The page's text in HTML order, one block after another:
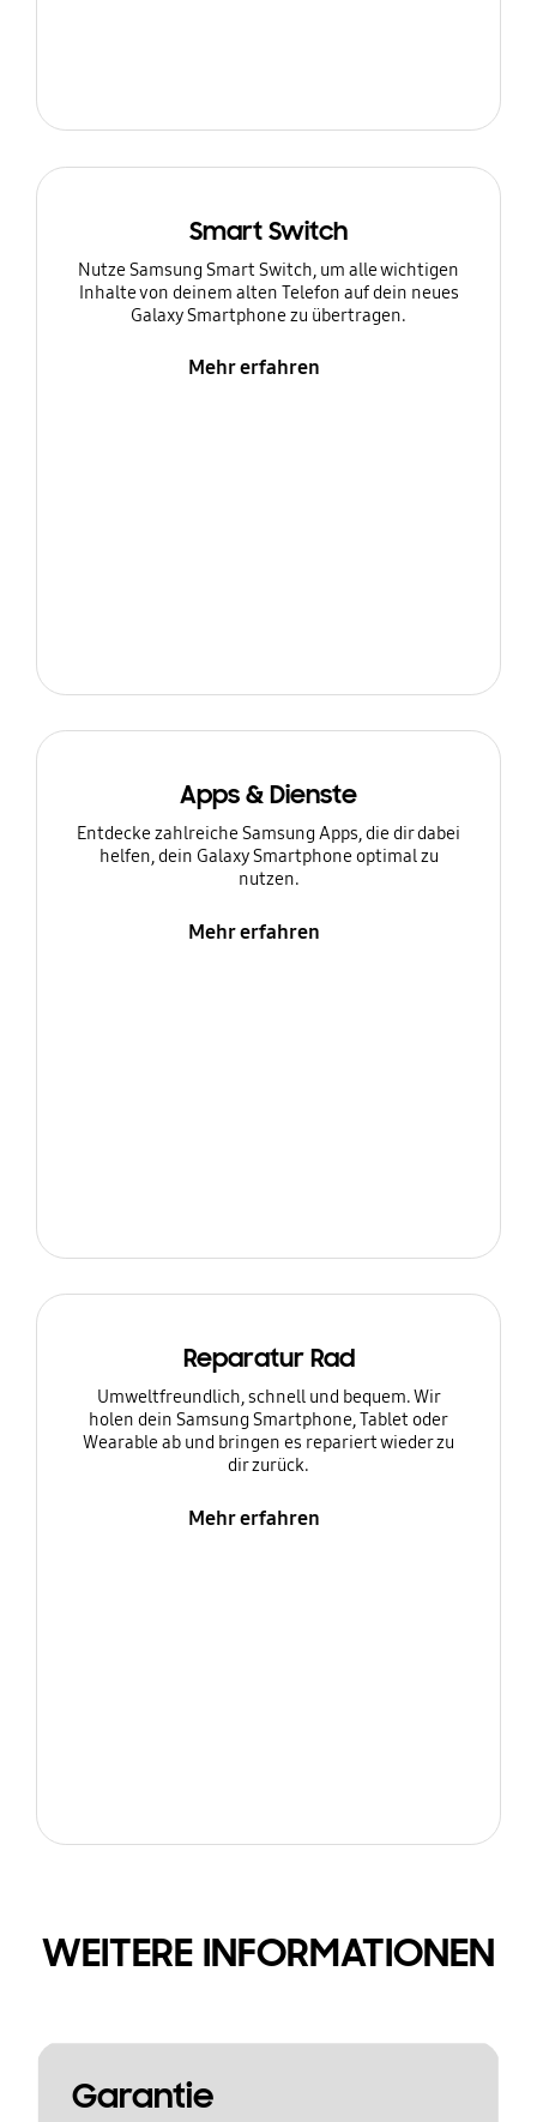
Smart Switch
Nutze Samsung Smart Switch, um alle wichtigen
Inhalte von deinem alten Telefon auf dein neues
Galaxy Smartphone zu übertragen.
Mehr erfahren
Apps & Dienste
Entdecke zahlreiche Samsung Apps, die dir dabei
helfen, dein Galaxy Smartphone optimal zu
nutzen.
Mehr erfahren
Reparatur Rad
Umweltfreundlich, schnell und bequem. Wir
holen dein Samsung Smartphone, Tablet oder
Wearable ab und bringen es repariert wieder zu
dir zurück.
Mehr erfahren
WEITERE INFORMATIONEN
Garantie